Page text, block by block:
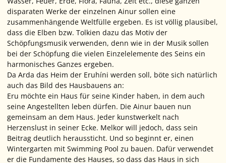
disparaten Werke der einzelnen Ainur sollen eine
zusammenhängende Weltfülle ergeben. Es ist völlig plausibel,
dass die Elben bzw. Tolkien dazu das Motiv der
Schöpfungsmusik verwenden, denn wie in der Musik sollen
bei der Schöpfung die vielen Einzelelemente des Seins ein
harmonisches Ganzes ergeben.
Da Arda das Heim der Eruhíni werden soll, böte sich natürlich
auch das Bild des Hausbauens an:
Eru möchte ein Haus für seine Kinder haben, in dem auch
seine Angestellten leben dürfen. Die Ainur bauen nun
gemeinsam an dem Haus. Jeder kunstwerkelt nach
Herzenslust in seiner Ecke. Melkor will jedoch, dass sein
Beitrag deutlich heraussticht. Und so beginnt er, einen
Wintergarten mit Swimming Pool zu bauen. Dafür verwendet
er die Fundamente des Hauses, so dass das Haus in sich